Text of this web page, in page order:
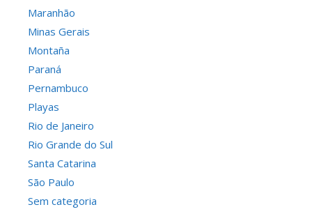
Maranhão
Minas Gerais
Montaña
Paraná
Pernambuco
Playas
Rio de Janeiro
Rio Grande do Sul
Santa Catarina
São Paulo
Sem categoria